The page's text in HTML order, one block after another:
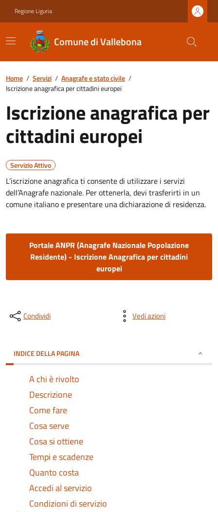
Regione Liguria
Comune di Vallebona
Home / Servizi / Anagrafe e stato civile /
Iscrizione anagrafica per cittadini europei
Iscrizione anagrafica per
cittadini europei
Servizio Attivo
L’iscrizione anagrafica ti consente di utilizzare i servizi
dell’Anagrafe nazionale. Per ottenerla, devi trasferirti in un
comune italiano e presentare una dichiarazione di residenza.
Portale ANPR (Anagrafe Nazionale Popolazione
Residente) - Iscrizione Anagrafica per cittadini
europei
Condividi Vedi azioni
INDICE DELLA PAGINA
A chi è rivolto
Descrizione
Come fare
Cosa serve
Cosa si ottiene
Tempi e scadenze
Quanto costa
Accedi al servizio
Condizioni di servizio